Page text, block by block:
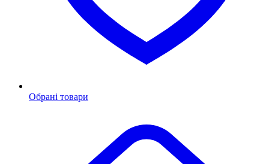
Обрані товари